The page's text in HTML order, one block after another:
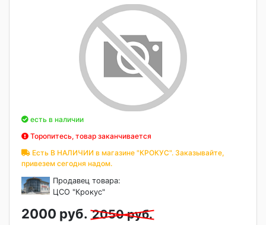
есть в наличии
Торопитесь, товар заканчивается
Есть В НАЛИЧИИ в магазине "КРОКУС". Заказывайте,
привезем сегодня надом.
Продавец товара:
ЦСО "Крокус"
2000 руб. 2050 руб.